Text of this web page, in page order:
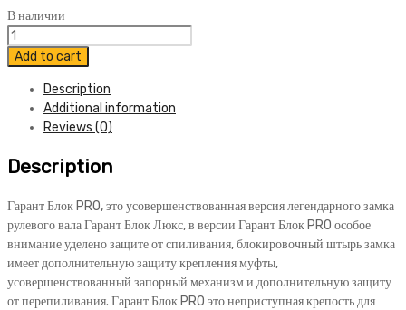
В наличии
Гарант
Блок
ПРО
084
quantity
Add to cart
Description
Additional information
Reviews (0)
Description
Гарант Блок PRO, это усовершенствованная версия легендарного замка
рулевого вала Гарант Блок Люкс, в версии Гарант Блок PRO особое
внимание уделено защите от спиливания, блокировочный штырь замка
имеет дополнительную защиту крепления муфты,
усовершенствованный запорный механизм и дополнительную защиту
от перепиливания. Гарант Блок PRO это неприступная крепость для